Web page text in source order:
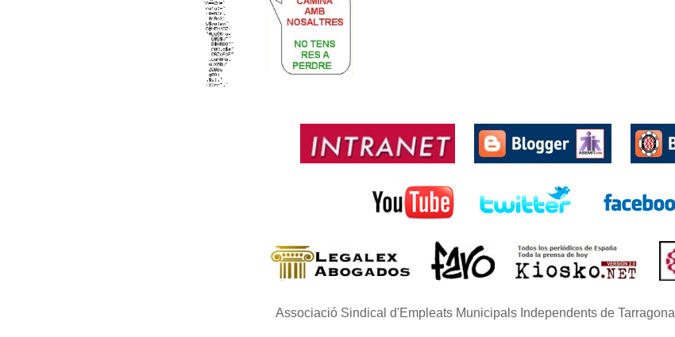
Associació Sindical d'Empleats Municipals Independents de Tarragona